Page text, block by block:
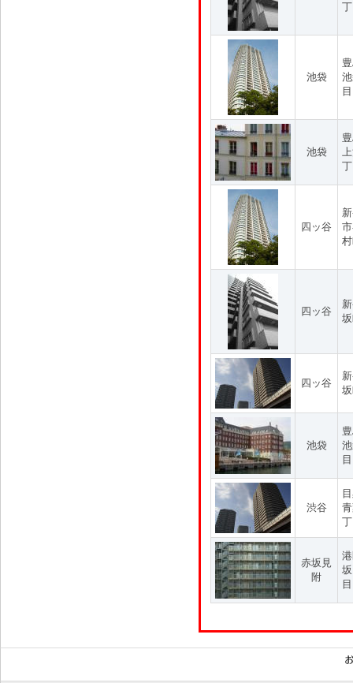
池袋
目
池袋
四ッ谷
四ッ谷
四ッ谷
池袋
渋谷
赤坂見
附
目